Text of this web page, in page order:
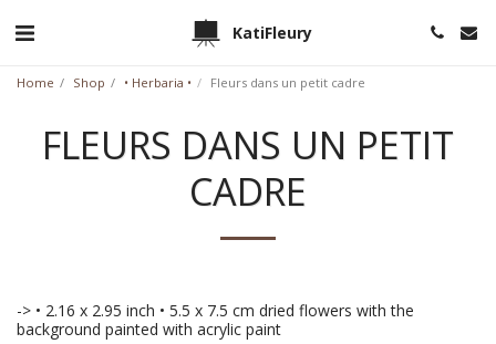
KatiFleury
Home Shop • Herbaria • Fleurs dans un petit cadre
FLEURS DANS UN PETIT
CADRE
-> • 2.16 x 2.95 inch • 5.5 x 7.5 cm dried flowers with the
background painted with acrylic paint